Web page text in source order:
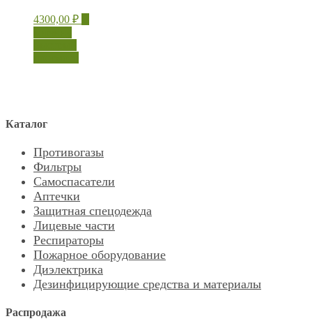
4300,00 ₽
Каталог
Противогазы
Фильтры
Самоспасатели
Аптечки
Защитная спецодежда
Лицевые части
Респираторы
Пожарное оборудование
Диэлектрика
Дезинфицирующие средства и материалы
Распродажа